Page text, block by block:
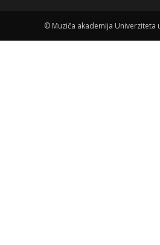
© Muziča akademija Univerziteta